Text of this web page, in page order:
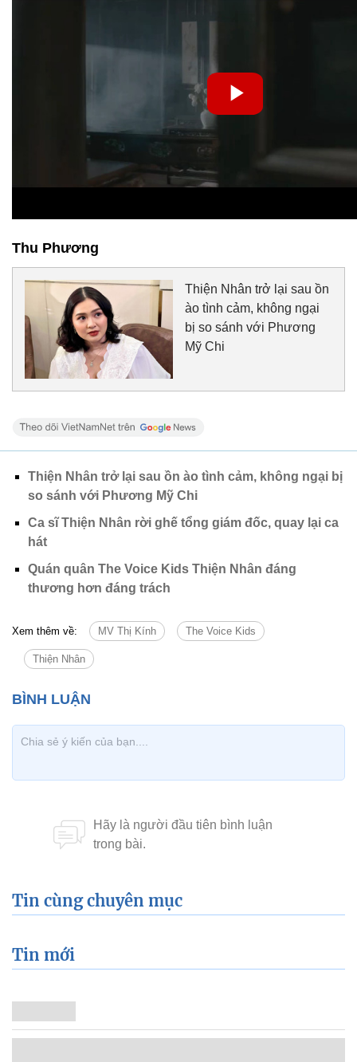
Thu Phương
Thiện Nhân trở lại sau ồn
ào tình cảm, không ngại
bị so sánh với Phương
Mỹ Chi
Thiện Nhân trở lại sau ồn ào tình cảm, không ngại bị
so sánh với Phương Mỹ Chi
Ca sĩ Thiện Nhân rời ghế tổng giám đốc, quay lại ca
hát
Quán quân The Voice Kids Thiện Nhân đáng
thương hơn đáng trách
Xem thêm về: MV Thị Kính The Voice Kids
Thiện Nhân
Tin cùng chuyên mục
Tin mới